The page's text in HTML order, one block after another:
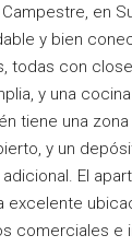
en
y bien
todas con
y una
tiene una
y un
El
excelente
comerciales e